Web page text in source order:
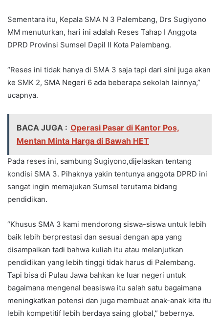
Sementara itu, Kepala SMA N 3 Palembang, Drs Sugiyono
MM menuturkan, hari ini adalah Reses Tahap I Anggota
DPRD Provinsi Sumsel Dapil II Kota Palembang.
“Reses ini tidak hanya di SMA 3 saja tapi dari sini juga akan
ke SMK 2, SMA Negeri 6 ada beberapa sekolah lainnya,”
ucapnya.
BACA JUGA : Operasi Pasar di Kantor Pos,
Mentan Minta Harga di Bawah HET
Pada reses ini, sambung Sugiyono,dijelaskan tentang
kondisi SMA 3. Pihaknya yakin tentunya anggota DPRD ini
sangat ingin memajukan Sumsel terutama bidang
pendidikan.
“Khusus SMA 3 kami mendorong siswa-siswa untuk lebih
baik lebih berprestasi dan sesuai dengan apa yang
disampaikan tadi bahwa kuliah itu atau melanjutkan
pendidikan yang lebih tinggi tidak harus di Palembang.
Tapi bisa di Pulau Jawa bahkan ke luar negeri untuk
bagaimana mengenal beasiswa itu salah satu bagaimana
meningkatkan potensi dan juga membuat anak-anak kita itu
lebih kompetitif lebih berdaya saing global,” bebernya.